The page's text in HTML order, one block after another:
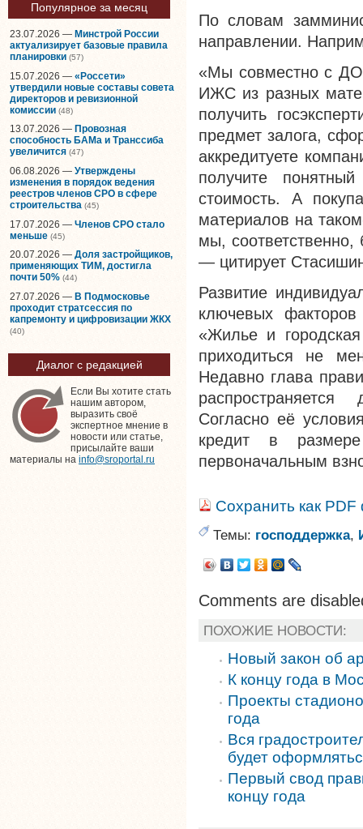
Популярное за месяц
23.07.2026 — Минстрой России
актуализирует базовые правила
планировки (57)
15.07.2026 — «Россети»
утвердили новые составы совета
директоров и ревизионной
комиссии (48)
13.07.2026 — Провозная
способность БАМа и Транссиба
увеличится (47)
06.08.2026 — Утверждены
изменения в порядок ведения
реестров членов СРО в сфере
строительства (45)
17.07.2026 — Членов СРО стало
меньше (45)
20.07.2026 — Доля застройщиков,
применяющих ТИМ, достигла
почти 50% (44)
27.07.2026 — В Подмосковье
проходит стратсессия по
капремонту и цифровизации ЖКХ
(40)
Диалог с редакцией
Если Вы хотите стать
нашим автором,
выразить своё
экспертное мнение в
новости или статье,
присылайте ваши
материалы на info@sroportal.ru
По словам
направлении.
«Мы совместно с
ИЖС из разных
получить
предмет залога,
аккредитуете
получите
стоимость. А
материалов на
мы, соответственно,
— цитирует
Развитие
ключевых
«Жилье и
приходиться не
Недавно глава
Согласно её
кредит в
первоначальным
Сохранить как
Темы: господдержка,
Comments are
ПОХОЖИЕ НОВОСТИ:
Новый закон об
К концу года в
Проекты
года
Вся
будет
Первый свод
концу года